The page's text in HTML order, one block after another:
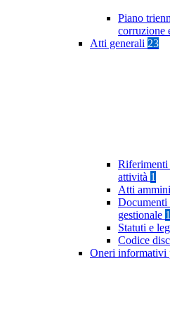
Piano
corruzione
Atti generali 23
Riferimenti
attività 1
Atti
Documenti
gestionale 1
Statuti e
Codice
Oneri informativi